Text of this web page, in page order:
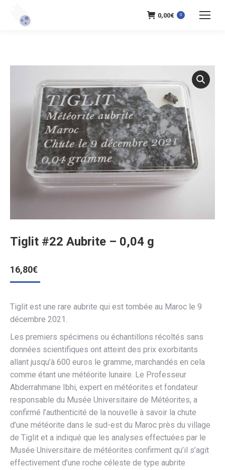
0,00€ 0
Tiglit #22 Aubrite – 0,04 g
16,80€
Tiglit est une rare aubrite qui est tombée au Maroc le 9
décembre 2021.
Les premiers spécimens ou échantillons récoltés sans
données scientifiques ont atteint des prix exorbitants
allant jusqu’à 600 euros le gramme, marchandés en cela
comme étant une météorite lunaire. Le Professeur
Abderrahmane Ibhi, expert en météorites et fondateur
responsable du Musée Universitaire de Météorites, a
confirmé l’authenticité de la nouvelle à savoir la chute
d’une météorite dans le sud-est du Maroc près du village
de Tiglit et a indiqué que les analyses effectuées par le
Musée Universitaire de météorites confirment qu’il s’agit
effectivement d’une roche céleste de type aubrite